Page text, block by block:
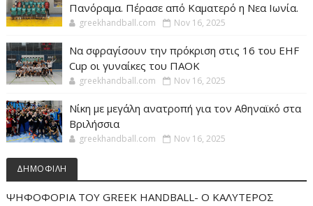
Πανόραμα. Πέρασε από Καματερό η Νεα Ιωνία.
greekhandball.com Nov 16, 2025
Να σφραγίσουν την πρόκριση στις 16 του EHF
Cup οι γυναίκες του ΠΑΟΚ
greekhandball.com Nov 16, 2025
Νίκη με μεγάλη ανατροπή για τον Αθηναϊκό στα
Βριλήσσια
greekhandball.com Nov 16, 2025
ΔΗΜΟΦΙΛΗ
ΨΗΦΟΦΟΡΙΑ ΤΟΥ GREEK HANDBALL- O ΚΑΛΥΤΕΡΟΣ